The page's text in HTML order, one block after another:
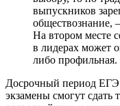
выпускников
обществознание,
На втором месте
в лидерах может
либо профильная.
Досрочный период ЕГЭ
экзамены смогут сдать